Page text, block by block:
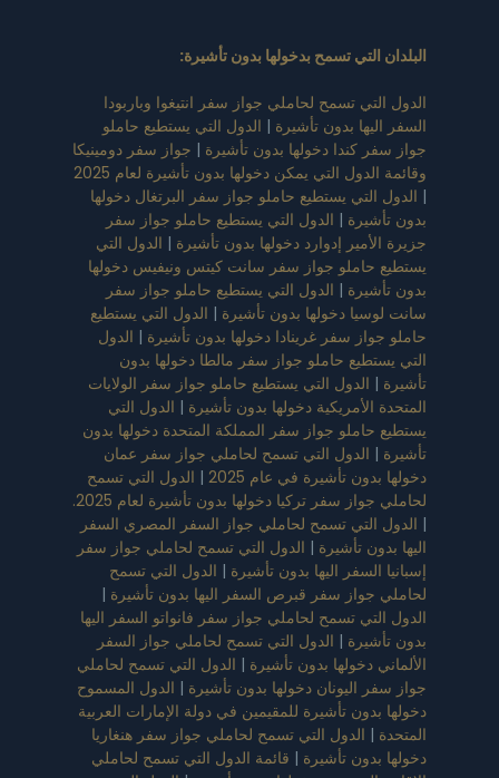
التي تسمح بدخولها بدون تأشيرة:
تسمح لحاملي جواز سفر انتيغوا وباربودا
بدون تأشيرة|الدول التي يستطيع حاملو
كندا دخولها بدون تأشيرة|جواز سفر دومينيكا
التي يمكن دخولها بدون تأشيرة لعام 2025
يستطيع حاملو جواز سفر البرتغال دخولها
الدول التي يستطيع حاملو جواز سفر
إدوارد دخولها بدون تأشيرة|الدول التي
حاملو جواز سفر سانت كيتس ونيفيس دخولها
الدول التي يستطيع حاملو جواز سفر
دخولها بدون تأشيرة|الدول التي يستطيع
سفر غرينادا دخولها بدون تأشيرة|الدول
حاملو جواز سفر مالطا دخولها بدون
الدول التي يستطيع حاملو جواز سفر الولايات
الأمريكية دخولها بدون تأشيرة|الدول التي
جواز سفر المملكة المتحدة دخولها بدون
الدول التي تسمح لحاملي جواز سفر عمان
تأشيرة في عام 2025
| الدول التي تسمح
سفر تركيا دخولها بدون تأشيرة لعام 2025.
التي تسمح لحاملي جواز السفر المصري السفر
|الدول التي تسمح لحاملي جواز سفر
السفر اليها بدون تأشيرة|الدول التي تسمح
جواز سفر قبرص السفر اليها بدون تأشيرة|
تسمح لحاملي جواز سفر فانواتو السفر اليها
الدول التي تسمح لحاملي جواز السفر
دخولها بدون تأشيرة|الدول التي تسمح لحاملي
اليونان دخولها بدون تأشيرة|الدول المسموح
تأشيرة للمقيمين في دولة الإمارات العربية
الدول التي تسمح لحاملي جواز سفر هنغاريا
تأشيرة|قائمة الدول التي تسمح لحاملي